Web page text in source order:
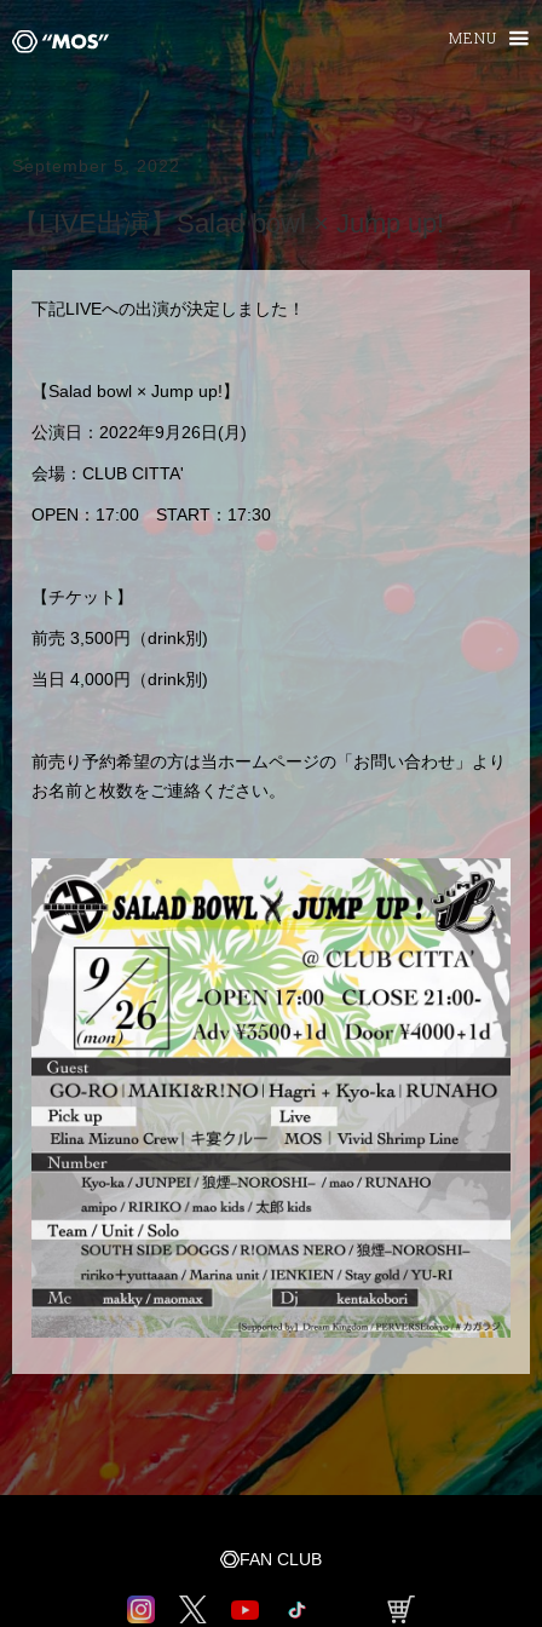
MENU
September 5, 2022
【LIVE出演】Salad bowl × Jump up!
下記LIVEへの出演が決定しました！
【Salad bowl × Jump up!】
公演日：2022年9月26日(月)
会場：CLUB CITTA'
OPEN：17:00 START：17:30
【チケット】
前売 3,500円（drink別)
当日 4,000円（drink別)
前売り予約希望の方は当ホームページの「お問い合わせ」より
お名前と枚数をご連絡ください。
FAN CLUB